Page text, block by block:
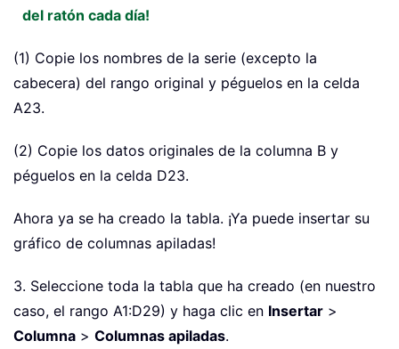
del ratón cada día!
(1) Copie los nombres de la serie (excepto la
cabecera) del rango original y péguelos en la celda
A23.
(2) Copie los datos originales de la columna B y
péguelos en la celda D23.
Ahora ya se ha creado la tabla. ¡Ya puede insertar su
gráfico de columnas apiladas!
3. Seleccione toda la tabla que ha creado (en nuestro
caso, el rango A1:D29) y haga clic en Insertar >
Columna > Columnas apiladas.